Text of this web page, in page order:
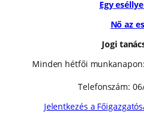
Egy
Nő az
Jogi
Minden hétfői
Telefonszám:
Jelentkezés a